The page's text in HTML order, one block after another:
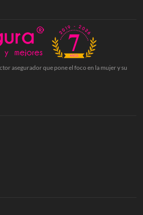
asegurador que pone el foco en la mujer y su